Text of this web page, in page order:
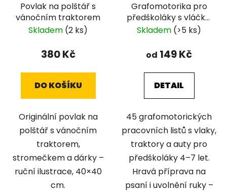
Povlak na polštář s
vánočním traktorem
Skladem (2 ks)
380 Kč
DO KOŠÍKU
Originální povlak na
polštář s vánočním
traktorem,
stromečkem a dárky –
ruční ilustrace, 40×40
cm.
Grafomotorika pro
předškoláky s vláčky,
traktory a auty
Skladem (>5 ks)
od 149 Kč
DETAIL
45 grafomotorických
pracovních listů s vlaky,
traktory a auty pro
předškoláky 4–7 let.
Hravá příprava na
psaní i uvolnění ruky –